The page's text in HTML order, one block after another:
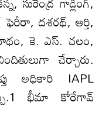
దశరథ్, ఆర్తి,
కె. ఎస్. చలం,
చేర్చారు.
అధికారి IAPL
భీమా కోరేగావ్